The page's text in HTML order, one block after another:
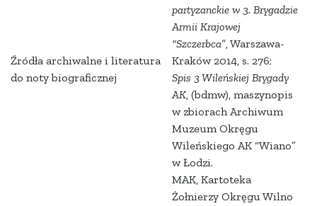
Źródła archiwalne i literatura
do noty biograficznej
partyzanckie w 3. Brygadzie
Armii Krajowej
“Szczerbca”, Warszawa-
Kraków 2014, s. 276;
Spis 3 Wileńskiej Brygady
AK, (bdmw), maszynopis
w zbiorach Archiwum
Muzeum Okręgu
Wileńskiego AK “Wiano”
w Łodzi.
MAK, Kartoteka
Żołnierzy Okręgu Wilno